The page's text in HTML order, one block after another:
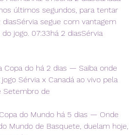
últimos segundos, para tentar
segue com vantagem
jogo. 07:33há 2 diasSérvia
Copa do há 2 dias — Saiba onde
Sérvia x Canadá ao vivo pela
Setembro de
do Mundo há 5 dias — Onde
Mundo de Basquete, duelam hoje,